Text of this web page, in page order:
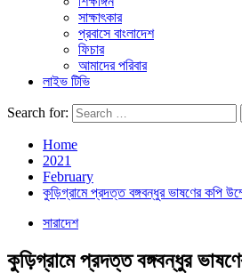
সাক্ষাৎকার
প্রবাসে বাংলাদেশ
ফিচার
আমাদের পরিবার
লাইভ টিভি
Search for:
Home
2021
February
কুড়িগ্রামে প্রদত্ত বঙ্গবন্ধুর ভাষণের কপি
সারাদেশ
কুড়িগ্রামে প্রদত্ত বঙ্গবন্ধুর